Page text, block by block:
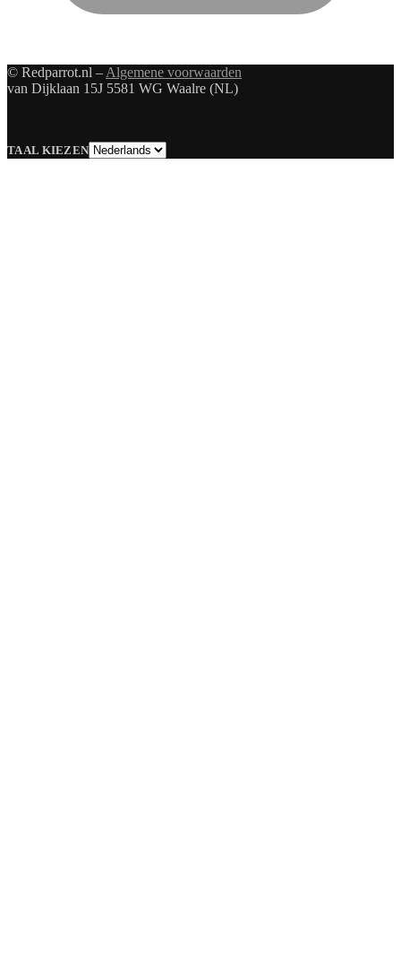
© Redparrot.nl – Algemene voorwaarden
van Dijklaan 15J 5581 WG Waalre (NL)
TAAL KIEZENTaal